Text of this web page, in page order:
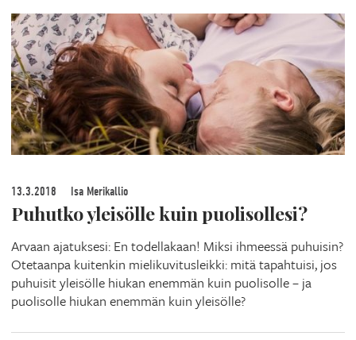
13.3.2018 Isa Merikallio
Puhutko yleisölle kuin puolisollesi?
Arvaan ajatuksesi: En todellakaan! Miksi ihmeessä puhuisin?
Otetaanpa kuitenkin mielikuvitusleikki: mitä tapahtuisi, jos
puhuisit yleisölle hiukan enemmän kuin puolisolle – ja
puolisolle hiukan enemmän kuin yleisölle?